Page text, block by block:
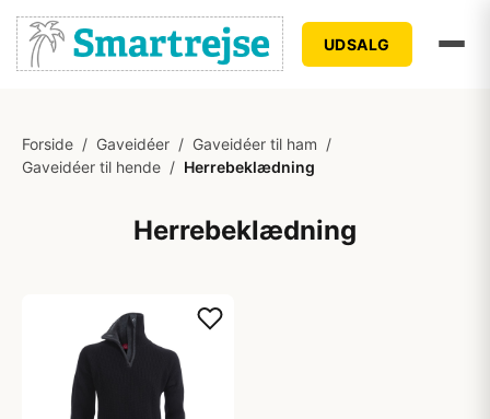
UDSALG
Forside / Gaveidéer / Gaveidéer til ham /
Gaveidéer til hende / Herrebeklædning
Herrebeklædning